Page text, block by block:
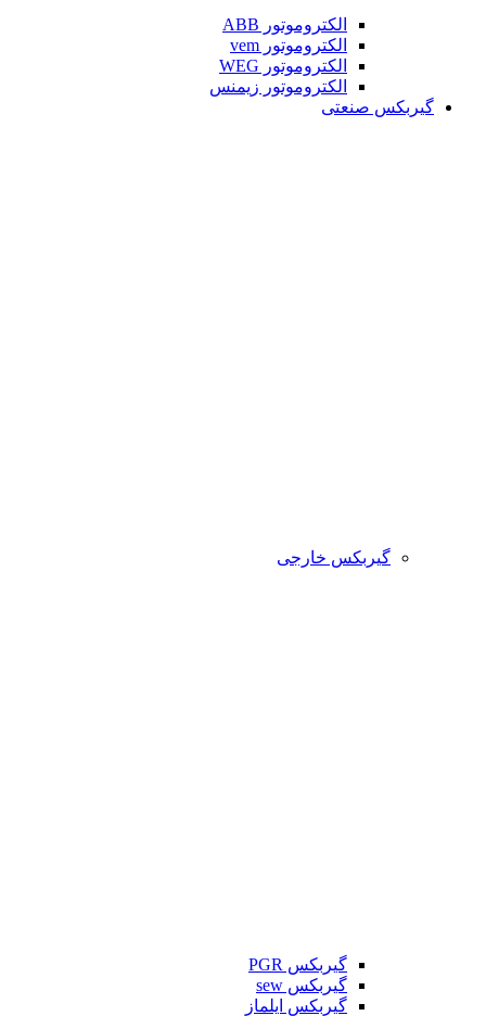
الکتروموتور ABB
الکتروموتور vem
الکتروموتور WEG
الکتروموتور زیمنس
گیربکس صنعتی
گیربکس خارجی
گیربکس PGR
گیربکس sew
گیربکس ایلماز